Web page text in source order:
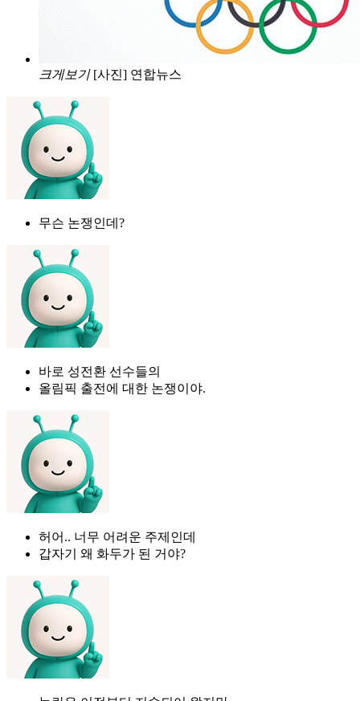
크게보기 [사진] 연합뉴스
무슨 논쟁인데?
바로 성전환 선수들의
올림픽 출전에 대한 논쟁이야.
허어.. 너무 어려운 주제인데
갑자기 왜 화두가 된 거야?